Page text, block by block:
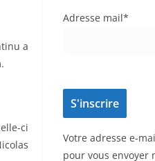
a
ci
Adresse mail*
Votre adresse e-
pour vous envoyer